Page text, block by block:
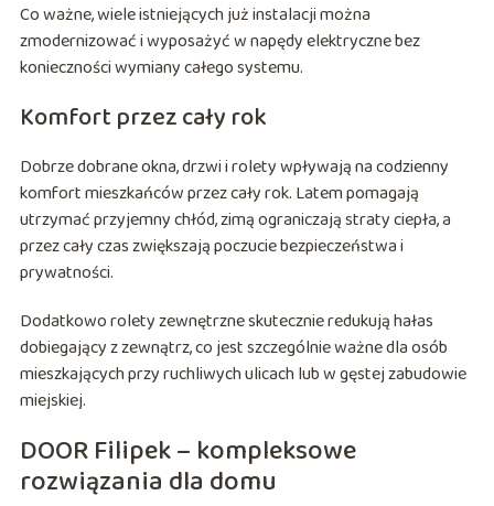
Co ważne, wiele istniejących już instalacji można
zmodernizować i wyposażyć w napędy elektryczne bez
konieczności wymiany całego systemu.
Komfort przez cały rok
Dobrze dobrane okna, drzwi i rolety wpływają na codzienny
komfort mieszkańców przez cały rok. Latem pomagają
utrzymać przyjemny chłód, zimą ograniczają straty ciepła, a
przez cały czas zwiększają poczucie bezpieczeństwa i
prywatności.
Dodatkowo rolety zewnętrzne skutecznie redukują hałas
dobiegający z zewnątrz, co jest szczególnie ważne dla osób
mieszkających przy ruchliwych ulicach lub w gęstej zabudowie
miejskiej.
DOOR Filipek – kompleksowe
rozwiązania dla domu